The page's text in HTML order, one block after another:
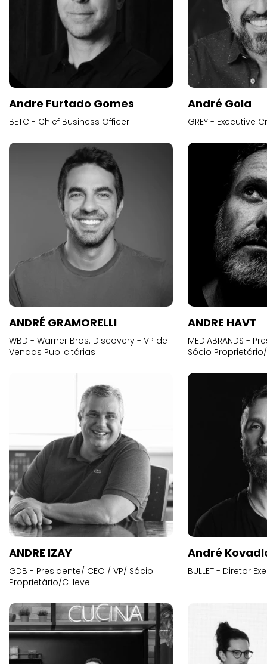
Andre Furtado Gomes
BETC - Chief Business Officer
André Gola
GREY - Executive
ANDRÉ GRAMORELLI
WBD - Warner Bros. Discovery - VP de
Vendas Publicitárias
ANDRE HAVT
MEDIABRANDS -
Sócio
ANDRE IZAY
GDB - Presidente/ CEO / VP/ Sócio
Proprietário/C-level
André
BULLET - Diretor